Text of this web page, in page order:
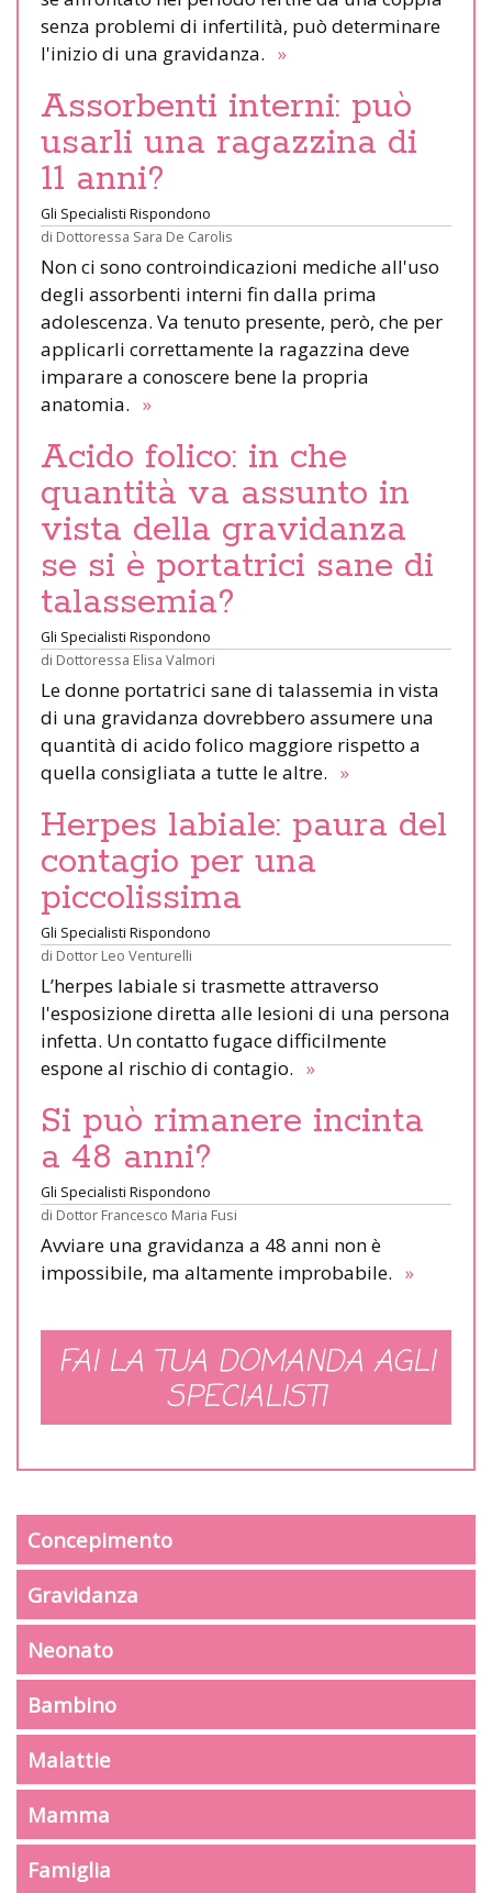
senza problemi di infertilità, può determinare
l'inizio di una gravidanza. »
Assorbenti interni: può
usarli una ragazzina di
11 anni?
Gli Specialisti Rispondono
di Dottoressa Sara De Carolis
Non ci sono controindicazioni mediche all'uso
degli assorbenti interni fin dalla prima
adolescenza. Va tenuto presente, però, che per
applicarli correttamente la ragazzina deve
imparare a conoscere bene la propria
anatomia. »
Acido folico: in che
quantità va assunto in
vista della gravidanza
se si è portatrici sane di
talassemia?
Gli Specialisti Rispondono
di Dottoressa Elisa Valmori
Le donne portatrici sane di talassemia in vista
di una gravidanza dovrebbero assumere una
quantità di acido folico maggiore rispetto a
quella consigliata a tutte le altre. »
Herpes labiale: paura del
contagio per una
piccolissima
Gli Specialisti Rispondono
di Dottor Leo Venturelli
L’herpes labiale si trasmette attraverso
l'esposizione diretta alle lesioni di una persona
infetta. Un contatto fugace difficilmente
espone al rischio di contagio. »
Si può rimanere incinta
a 48 anni?
Gli Specialisti Rispondono
di Dottor Francesco Maria Fusi
Avviare una gravidanza a 48 anni non è
impossibile, ma altamente improbabile. »
FAI LA TUA DOMANDA AGLI
SPECIALISTI
Concepimento
Gravidanza
Neonato
Bambino
Malattie
Mamma
Famiglia